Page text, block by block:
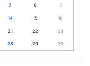
7 8 9
14 15 16
21 22 23
28 29 30